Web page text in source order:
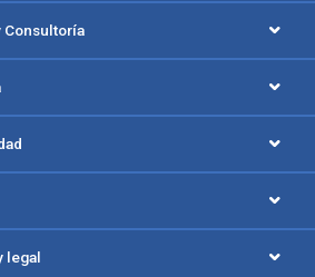
Consultoría
legal